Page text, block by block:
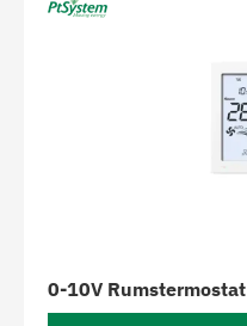
0-10V Rumstermostat